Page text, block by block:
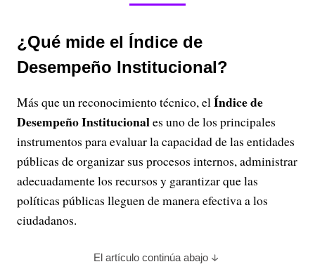
¿Qué mide el Índice de
Desempeño Institucional?
Más que un reconocimiento técnico, elÍndice de
Desempeño Institucionales uno de los principales
instrumentos para evaluar la capacidad de las entidades
públicas de organizar sus procesos internos, administrar
adecuadamente los recursos y garantizar que las
políticas públicas lleguen de manera efectiva a los
ciudadanos.
El artículo continúa abajo